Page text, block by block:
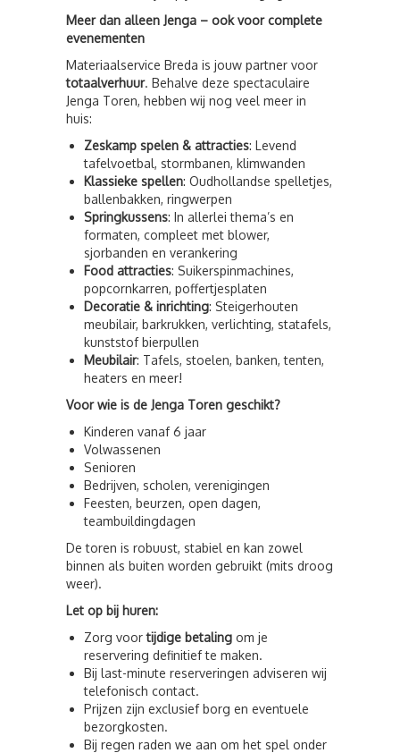
Meer dan alleen Jenga – ook voor complete
evenementen
Materiaalservice Breda is jouw partner voor
totaalverhuur. Behalve deze spectaculaire
Jenga Toren, hebben wij nog veel meer in
huis:
Zeskamp spelen & attracties: Levend
tafelvoetbal, stormbanen, klimwanden
Klassieke spellen: Oudhollandse spelletjes,
ballenbakken, ringwerpen
Springkussens: In allerlei thema’s en
formaten, compleet met blower,
sjorbanden en verankering
Food attracties: Suikerspinmachines,
popcornkarren, poffertjesplaten
Decoratie & inrichting: Steigerhouten
meubilair, barkrukken, verlichting, statafels,
kunststof bierpullen
Meubilair: Tafels, stoelen, banken, tenten,
heaters en meer!
Voor wie is de Jenga Toren geschikt?
Kinderen vanaf 6 jaar
Volwassenen
Senioren
Bedrijven, scholen, verenigingen
Feesten, beurzen, open dagen,
teambuildingdagen
De toren is robuust, stabiel en kan zowel
binnen als buiten worden gebruikt (mits droog
weer).
Let op bij huren:
Zorg voortijdige betaling om je
reservering definitief te maken.
Bij last-minute reserveringen adviseren wij
telefonisch contact.
Prijzen zijn exclusief borg en eventuele
bezorgkosten.
Bij regen raden we aan om het spel onder